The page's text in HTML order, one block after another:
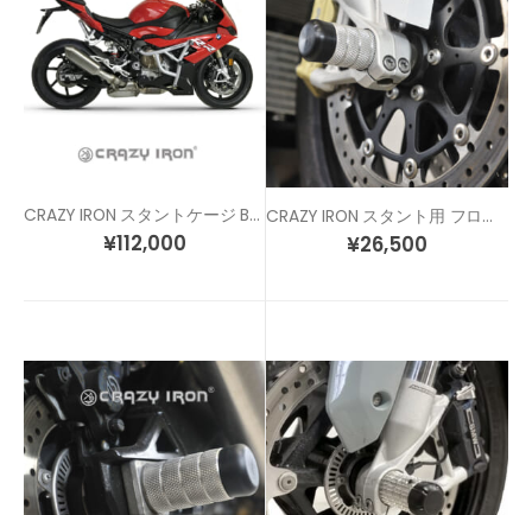
CRAZY IRON スタントケージ BMW S1000RR (19-22) / M1000RR (22-)
¥112,000
CRAZY IRON スタント用 フロントアクスルスライダー S1000RR (12-20) HP4 (11-14)
¥26,500